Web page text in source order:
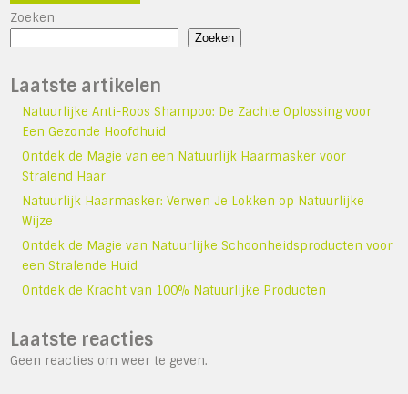
Zoeken
Zoeken
Laatste artikelen
Natuurlijke Anti-Roos Shampoo: De Zachte Oplossing voor
Een Gezonde Hoofdhuid
Ontdek de Magie van een Natuurlijk Haarmasker voor
Stralend Haar
Natuurlijk Haarmasker: Verwen Je Lokken op Natuurlijke
Wijze
Ontdek de Magie van Natuurlijke Schoonheidsproducten voor
een Stralende Huid
Ontdek de Kracht van 100% Natuurlijke Producten
Laatste reacties
Geen reacties om weer te geven.